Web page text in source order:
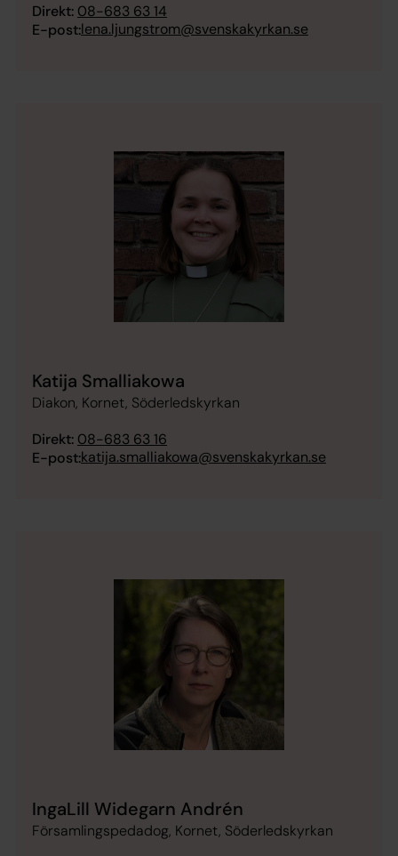
Direkt: 08-683 63 14
E-post:lena.ljungstrom@svenskakyrkan.se
Katija Smalliakowa
Diakon, Kornet, Söderledskyrkan
Direkt: 08-683 63 16
E-post:katija.smalliakowa@svenskakyrkan.se
IngaLill Widegarn Andrén
Församlingspedadog, Kornet, Söderledskyrkan